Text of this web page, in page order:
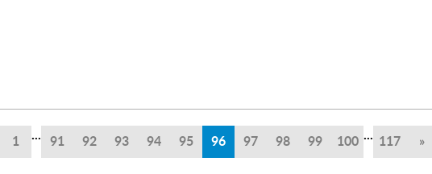
1 ... 91 92 93 94 95 96 97 98 99 100 ... 117 »